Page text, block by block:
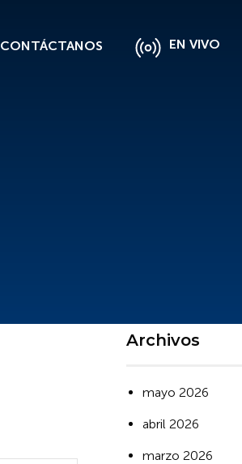
CONTÁCTANOS EN VIVO
Archivos
mayo 2026
abril 2026
marzo 2026